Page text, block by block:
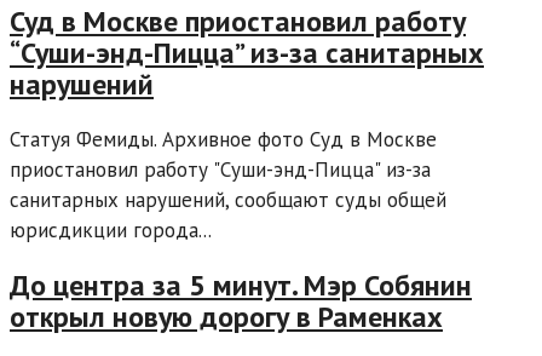
Суд в Москве приостановил работу
“Суши-энд-Пицца” из-за санитарных
нарушений
Статуя Фемиды. Архивное фото Суд в Москве
приостановил работу "Суши-энд-Пицца" из-за
санитарных нарушений, сообщают суды общей
юрисдикции города...
До центра за 5 минут. Мэр Собянин
открыл новую дорогу в Раменках